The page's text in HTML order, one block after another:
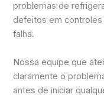
problemas de
defeitos em
falha.
Nossa equipe que
claramente o
antes de iniciar